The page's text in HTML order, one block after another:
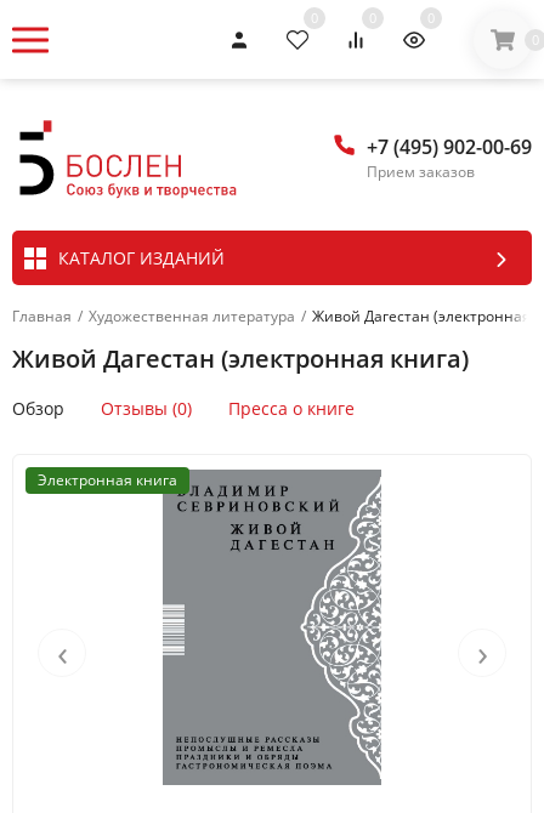
0 0
0
0
+7 (495) 902-00-69
Прием заказов
КАТАЛОГ ИЗДАНИЙ
Главная / Художественная литература / Живой Дагестан (электронная
Живой Дагестан (электронная книга)
Обзор Отзывы (0) Пресса о книге
Электронная книга
‹ ›